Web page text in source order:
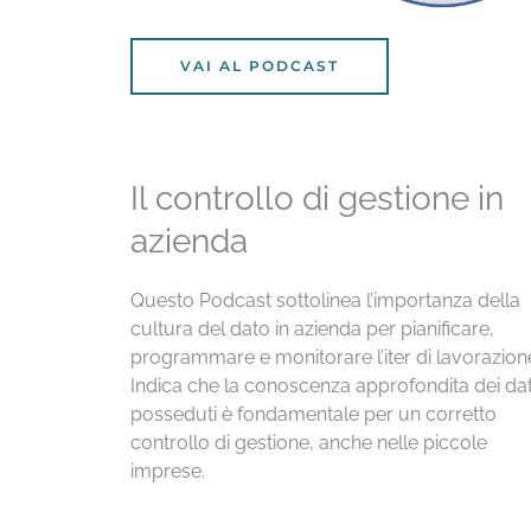
VAI AL PODCAST
Il controllo di gestione in
azienda
Questo Podcast sottolinea l’importanza della
cultura del dato in azienda per pianificare,
programmare e monitorare l’iter di
Indica che la conoscenza approfondita dei
posseduti è fondamentale per un corretto
controllo di gestione, anche nelle piccole
imprese.